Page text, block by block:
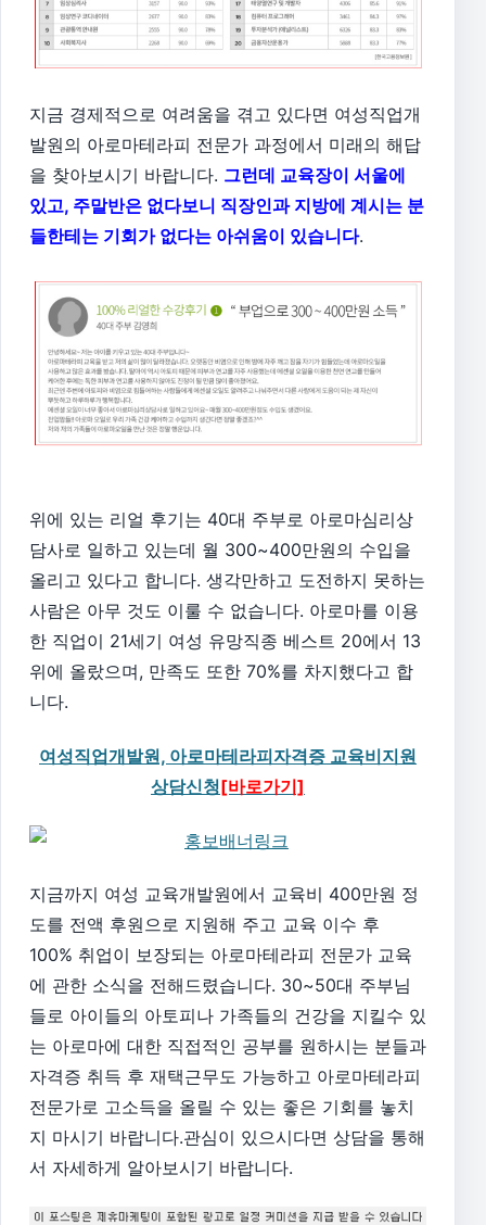
지금 경제적으로 여려움을 겪고 있다면 여성직업개
발원의 아로마테라피 전문가 과정에서 미래의 해답
을 찾아보시기 바랍니다. 그런데 교육장이 서울에
있고, 주말반은 없다보니 직장인과 지방에 계시는 분
들한테는 기회가 없다는 아쉬움이 있습니다.
위에 있는 리얼 후기는 40대 주부로 아로마심리상
담사로 일하고 있는데 월 300~400만원의 수입을
올리고 있다고 합니다. 생각만하고 도전하지 못하는
사람은 아무 것도 이룰 수 없습니다. 아로마를 이용
한 직업이 21세기 여성 유망직종 베스트 20에서 13
위에 올랐으며, 만족도 또한 70%를 차지했다고 합
니다.
여성직업개발원, 아로마테라피자격증 교육비지원
상담신청[바로가기]
지금까지 여성 교육개발원에서 교육비 400만원 정
도를 전액 후원으로 지원해 주고 교육 이수 후
100% 취업이 보장되는 아로마테라피 전문가 교육
에 관한 소식을 전해드렸습니다. 30~50대 주부님
들로 아이들의 아토피나 가족들의 건강을 지킬수 있
는 아로마에 대한 직접적인 공부를 원하시는 분들과
자격증 취득 후 재택근무도 가능하고 아로마테라피
전문가로 고소득을 올릴 수 있는 좋은 기회를 놓치
지 마시기 바랍니다.관심이 있으시다면 상담을 통해
서 자세하게 알아보시기 바랍니다.